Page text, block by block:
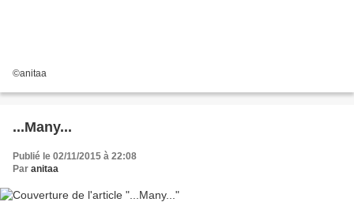
©anitaa
...Many...
Publié le 02/11/2015 à 22:08
Par anitaa